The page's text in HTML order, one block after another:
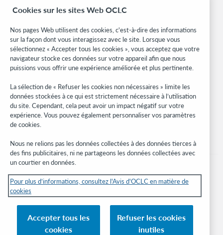
Formats bibliographiques
Research
WebJunction
Réseau des développeurs
Soyez informé
Recevez les dernières nouvelles sur les produits et services, des
études, des événements, et plus.
© 2026 OCLC
Inc. et de ses affiliés.
Cookies sur les sites Web OCLC
Nos pages Web utilisent des cookies, c'est-à-dire des informations
sur la façon dont vous interagissez avec le site. Lorsque vous
sélectionnez « Accepter tous les cookies », vous acceptez que votre
navigateur stocke ces données sur votre appareil afin que nous
puissions vous offrir une expérience améliorée et plus pertinente.
La sélection de « Refuser les cookies non nécessaires » limite les
données stockées à ce qui est strictement nécessaire à l’utilisation
du site. Cependant, cela peut avoir un impact négatif sur votre
expérience. Vous pouvez également personnaliser vos paramètres
de cookies.
Nous ne relions pas les données collectées à des données tierces à
des fins publicitaires, ni ne partageons les données collectées avec
un courtier en données.
Pour plus d’informations, consultez l'Avis d'OCLC en matière de
cookies
Accepter tous les
cookies
Refuser les cookies
inutiles